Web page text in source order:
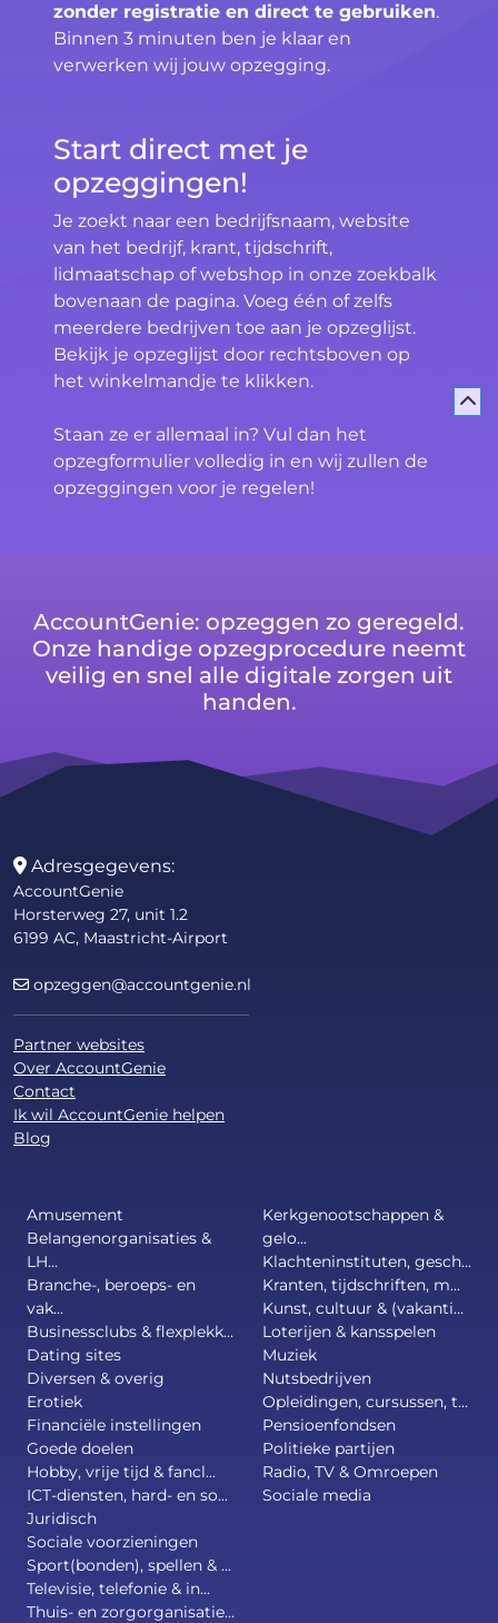
zonder registratie en direct te gebruiken.
Binnen 3 minuten ben je klaar en
verwerken wij jouw opzegging.
Start direct met je
opzeggingen!
Je zoekt naar een bedrijfsnaam, website
van het bedrijf, krant, tijdschrift,
lidmaatschap of webshop in onze zoekbalk
bovenaan de pagina. Voeg één of zelfs
meerdere bedrijven toe aan je opzeglijst.
Bekijk je opzeglijst door rechtsboven op
het winkelmandje te klikken.
Staan ze er allemaal in? Vul dan het
opzegformulier volledig in en wij zullen de
opzeggingen voor je regelen!
AccountGenie: opzeggen zo geregeld.
Onze handige opzegprocedure neemt
veilig en snel alle digitale zorgen uit
handen.
Adresgegevens:
AccountGenie
Horsterweg 27, unit 1.2
6199 AC, Maastricht-Airport
opzeggen@accountgenie.nl
Partner websites
Over AccountGenie
Contact
Ik wil AccountGenie helpen
Blog
Amusement
Belangenorganisaties &
LH...
Branche-, beroeps- en
vak...
Businessclubs & flexplekk...
Dating sites
Diversen & overig
Erotiek
Financiële instellingen
Goede doelen
Hobby, vrije tijd & fancl...
ICT-diensten, hard- en so...
Juridisch
Kerkgenootschappen &
gelo...
Klachteninstituten, gesch...
Kranten, tijdschriften, m...
Kunst, cultuur & (vakanti...
Loterijen & kansspelen
Muziek
Nutsbedrijven
Opleidingen, cursussen, t...
Pensioenfondsen
Politieke partijen
Radio, TV & Omroepen
Sociale media
Sociale voorzieningen
Sport(bonden), spellen & ...
Televisie, telefonie & in...
Thuis- en zorgorganisatie...